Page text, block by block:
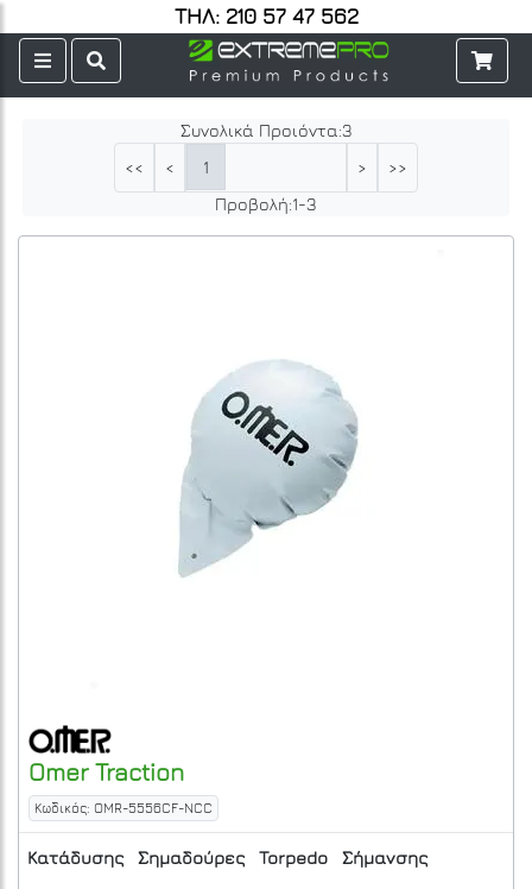
ΤΗΛ: 210 57 47 562
Συνολικά Προιόντα:3
<<
< 1 >
>>
Προβολή:1-3
Omer Traction
Κωδικός: OMR-5556CF-NCC
Κατάδυσης Σημαδούρες Torpedo Σήμανσης